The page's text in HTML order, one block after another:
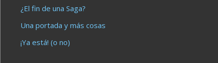
¿El fin de una Saga?
Una portada y más cosas
¡Ya está! (o no)